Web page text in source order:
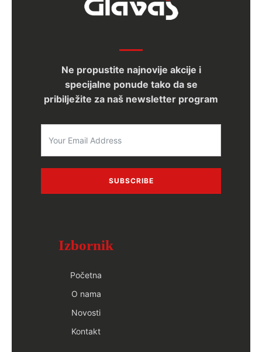
Ne propustite najnovije akcije i
specijalne ponude tako da se
pribilježite za naš newsletter program
SUBSCRIBE
Izbornik
Početna
O nama
Novosti
Kontakt